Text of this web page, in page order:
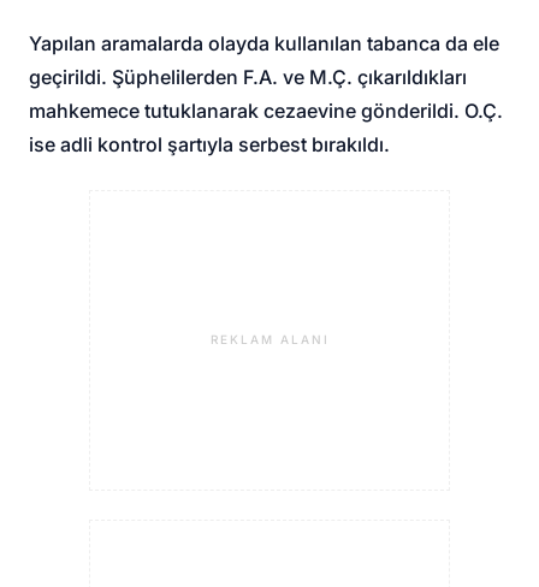
Yapılan aramalarda olayda kullanılan tabanca da ele
geçirildi. Şüphelilerden F.A. ve M.Ç. çıkarıldıkları
mahkemece tutuklanarak cezaevine gönderildi. O.Ç.
ise adli kontrol şartıyla serbest bırakıldı.
REKLAM ALANI